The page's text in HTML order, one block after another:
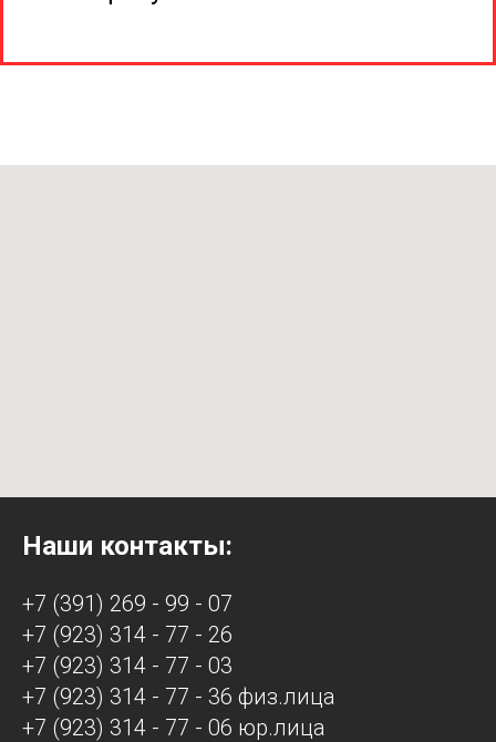
Наши контакты:
+7 (391) 269 - 99 - 07
+7 (923) 314 - 77 - 26
+7 (923) 314 - 77 - 03
+7 (923) 314 - 77 - 36 физ.лица
+7 (923) 314 - 77 - 06 юр.лица